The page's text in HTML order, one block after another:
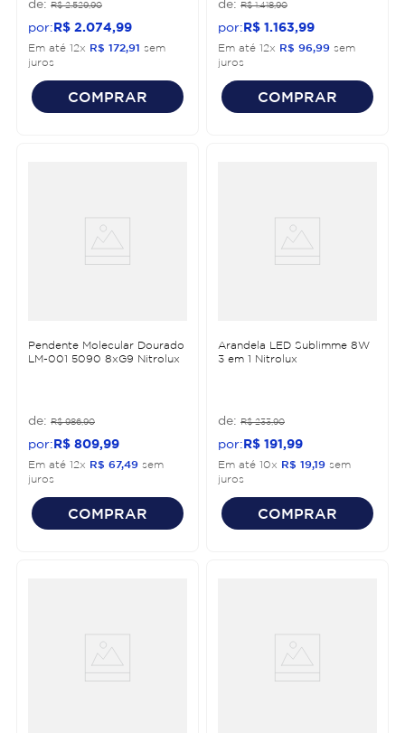
R$ 2.529,90
R$ 2 074 99
Em até 12x R$ 172 91 sem
juros
COMPRAR
R$ 1.418,90
R$ 1 163 99
Em até 12x R$ 96 99 sem
juros
COMPRAR
Pendente Molecular Dourado
LM-001 5090 8xG9 Nitrolux
R$ 986,90
R$ 809 99
Em até 12x R$ 67,49 sem
juros
COMPRAR
Arandela LED Sublimme 8W
3 em 1 Nitrolux
R$ 233,90
R$ 191 99
Em até 10x R$ 1919 sem
juros
COMPRAR